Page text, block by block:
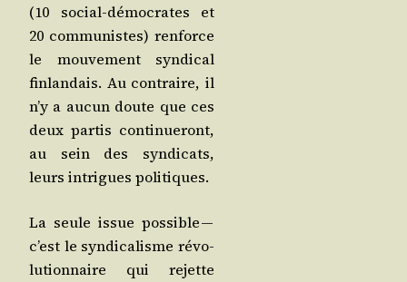
(10 social-démo­crates et
20 com­mu­nistes) ren­force
le mou­ve­ment syn­di­cal
fin­lan­dais. Au contraire, il
n’y a aucun doute que ces
deux par­tis conti­nue­ront,
au sein des syn­di­cats,
leurs intrigues politiques.
La seule issue pos­sible —
c’est le syn­di­ca­lisme révo­
lu­tion­naire qui rejette